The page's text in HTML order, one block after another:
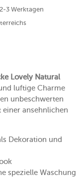
3 Werktagen
Lovely Natural
luftige Charme
unbeschwerten
einer ansehnlichen
Dekoration und
spezielle Waschung